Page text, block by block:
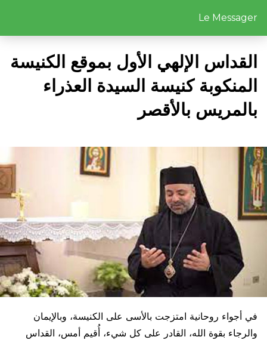
Le Messager
القداس الإلهي الأول بموقع الكنيسة
المنكوبة كنيسة السيدة العذراء
بالمريس بالأقصر
في أجواء روحانية امتزجت بالأسى على الكنيسة، وبالإيمان
والرجاء بقوة الله، القادر على كل شيء، أُقيم أمس، القداس